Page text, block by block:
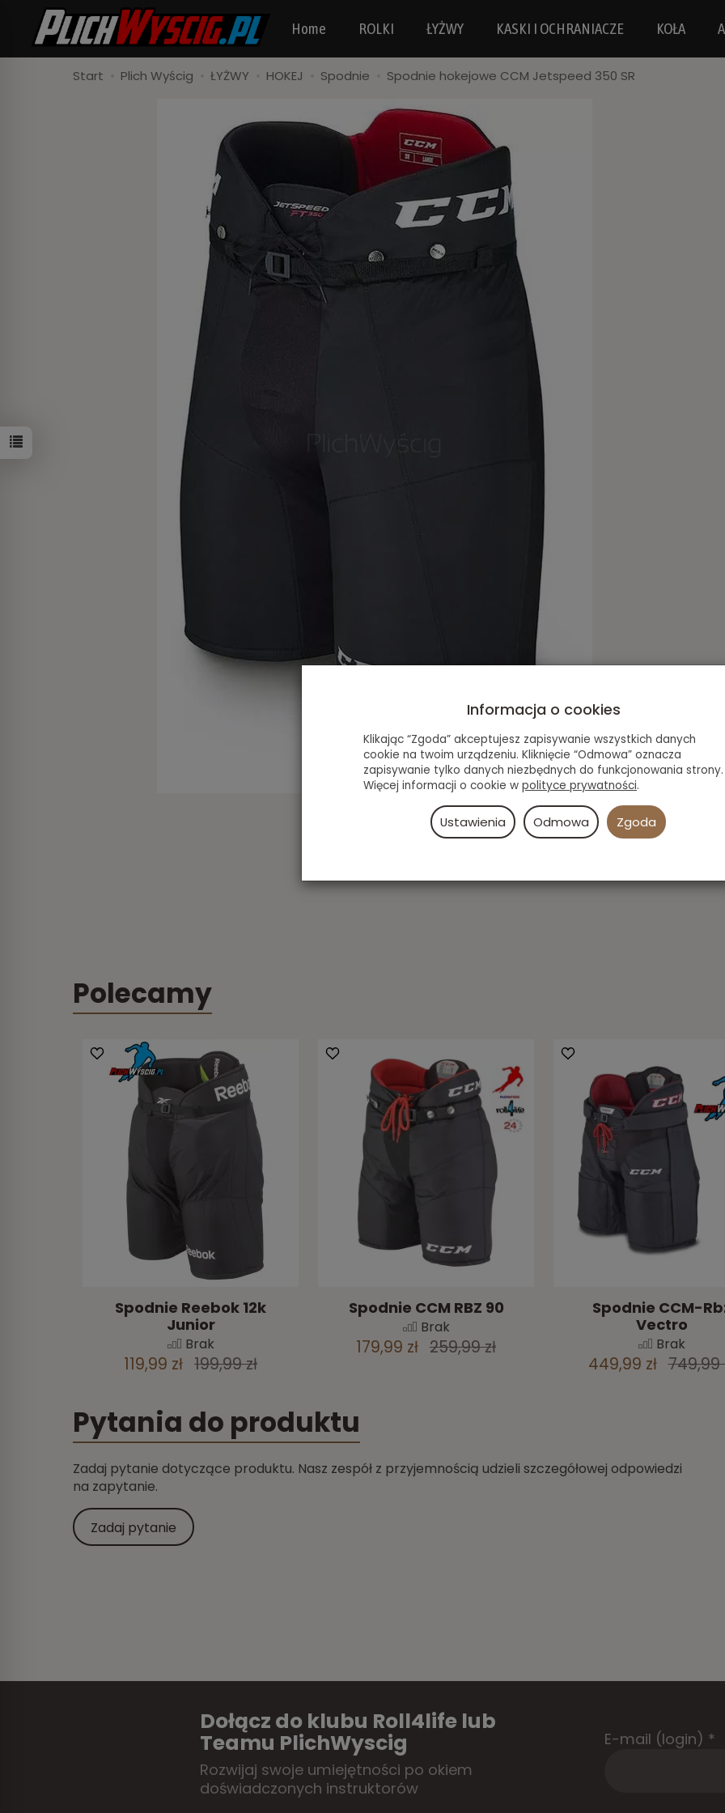
Home ROLKI ŁYŻWY KASKI I OCHRANIACZE KOŁA
Start Plich Wyścig ŁYŻWY HOKEJ Spodnie Spodnie hokejowe CCM Jetspeed 350 SR
Polecamy
Spodnie Reebok 12k
Junior
Brak
119,99 zł 199,99 zł
Spodnie CCM RBZ 90
Brak
179,99 zł 259,99 zł
Spodnie CCM-
Vectro
Brak
449,99 zł 749,99
Pytania do produktu
Zadaj pytanie dotyczące produktu. Nasz zespół z przyjemnością udzieli szczegółowej odpowiedzi
na zapytanie.
Zadaj pytanie
Dołącz do klubu Roll4life lub
Teamu PlichWyscig
Rozwijaj swoje umiejętności po okiem
doświadczonych instruktorów
E-mail (login) *
Informacja o cookies
Klikając “Zgoda” akceptujesz zapisywanie wszystkich danych
cookie na twoim urządzeniu. Kliknięcie “Odmowa” oznacza
zapisywanie tylko danych niezbędnych do funkcjonowania strony.
Więcej informacji o cookie w polityce prywatności.
Ustawienia Odmowa Zgoda